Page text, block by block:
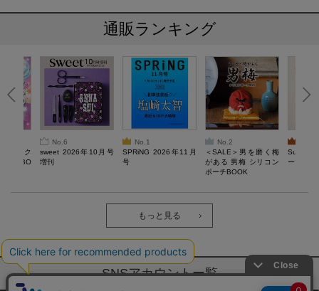
通販ランキング
るスク
ぷにBO
No.6
sweet 2026年10月号
増刊
No.1
SPRiNG 2026年11月
号
No.2
＜SALE＞男を磨く梅
がある 男梅 シリコン
ポーチBOOK
ーツチャ
もっと見る
SNSアカウントー覧